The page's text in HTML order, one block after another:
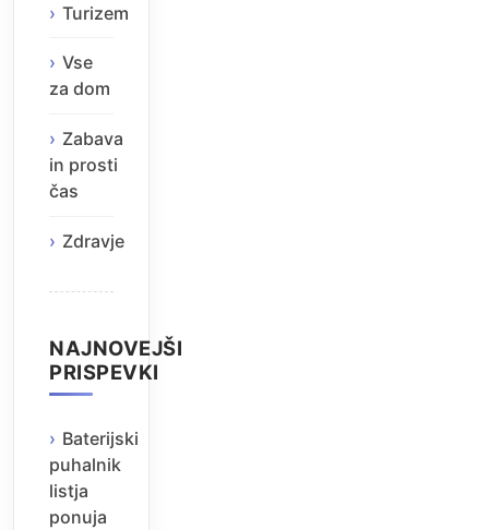
Turizem
Vse
za dom
Zabava
in prosti
čas
Zdravje
NAJNOVEJŠI
PRISPEVKI
Baterijski
puhalnik
listja
ponuja